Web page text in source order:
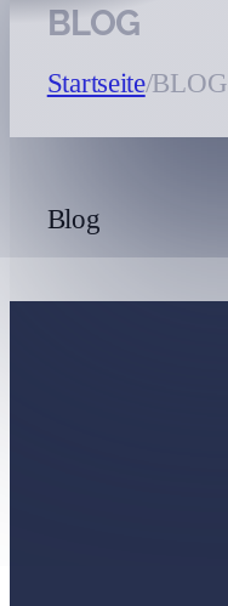
BLOG
Startseite/BLOG
Blog